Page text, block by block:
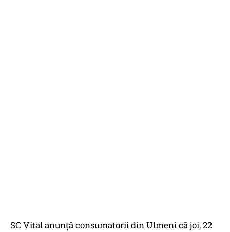
SC Vital anunţă consumatorii din Ulmeni că joi, 22